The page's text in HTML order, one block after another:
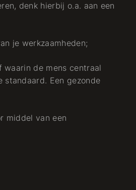
denk hierbij o.a. aan een
je werkzaamheden;
de mens centraal
standaard. Een gezonde
middel van een